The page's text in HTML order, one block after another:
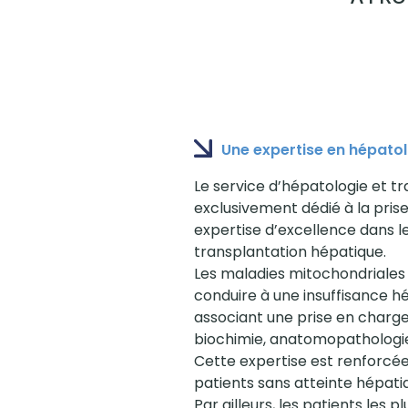
Une expertise en
Le service d’hépatologie et
exclusivement dédié à la
expertise d’excellence dans
transplantation hépatique.
Les maladies
conduire à une insuffisance
associant une prise en
biochimie,
Cette expertise est
patients sans atteinte